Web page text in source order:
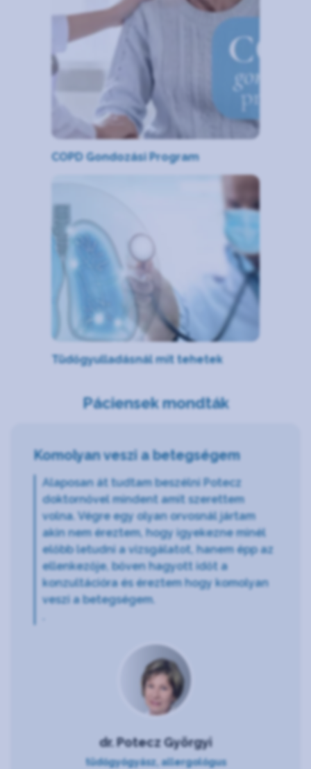
COPD Gondozási Program
Tüdőgyulladásnál mit tehetek
Páciensek mondták
Komolyan veszi a betegségem
Alaposan át tudtam beszélni Potecz
doktornővel mindent amit szerettem
volna. Végre egy olyan orvosnál jártam
akin nem éreztem, hogy igyekezne minél
előbb letudni a vizsgálatot, hanem épp az
ellenkezője, bőven hagyott időt a
konzultációra és éreztem hogy komolyan
veszi a betegségem.
dr. Potecz Györgyi
tüdőgyógyász, allergológus